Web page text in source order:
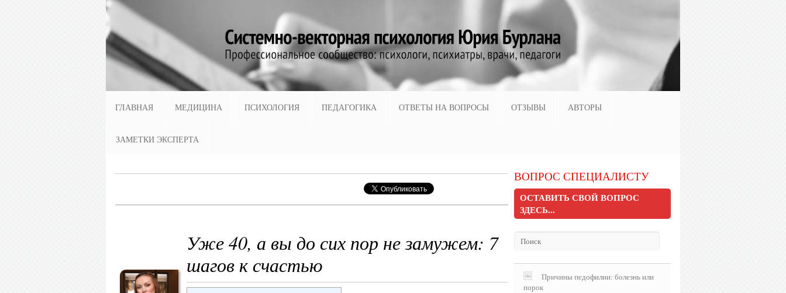
ГЛАВНАЯ МЕДИЦИНА ПСИХОЛОГИЯ ПЕДАГОГИКА ОТВЕТЫ НА ВОПРОСЫ ОТЗЫВЫ АВТОРЫ
ЗАМЕТКИ ЭКСПЕРТА
Уже 40, а вы до сих пор не замужем: 7
шагов к счастью
ВОПРОС СПЕЦИАЛИСТУ
ОСТАВИТЬ СВОЙ ВОПРОС
ЗДЕСЬ...
Причины педофилии: болезнь или
порок